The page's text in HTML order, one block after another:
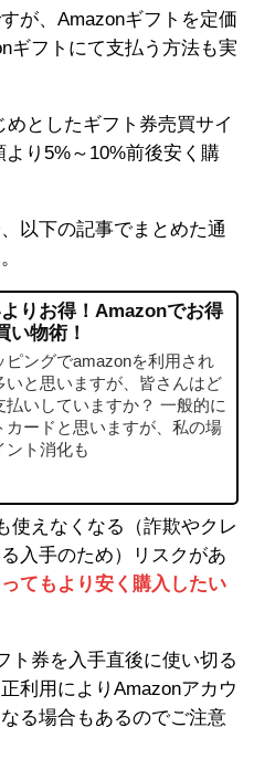
が、Amazonギフトを定価
ギフトにて支払う方法も実
としたギフト券売買サイ
より5%～10%前後安く購
以下の記事でまとめた通
りお得！Amazonでお得
い物術！
ピングでamazonを利用され
いと思いますが、皆さんはど
払いしていますか？ 一般的に
カードと思いますが、私の場
ント消化も
使えなくなる（詐欺やクレ
入手のため）リスクがあ
てもより安く購入したい
ト券を入手直後に使い切る
利用によりAmazonアカウ
る場合もあるのでご注意